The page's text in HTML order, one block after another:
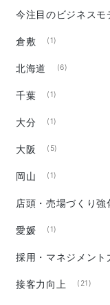
今注目のビジネスモ
倉敷 (1)
北海道 (6)
千葉 (1)
大分 (1)
大阪 (5)
岡山 (1)
店頭・売場づくり強
愛媛 (1)
採用・マネジメント
接客力向上 (21)